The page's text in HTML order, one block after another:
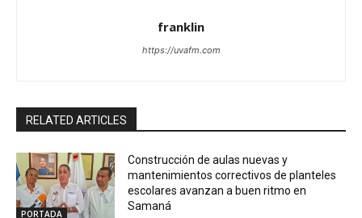
franklin
https://uvafm.com
RELATED ARTICLES
PORTADA
Construcción de aulas nuevas y
mantenimientos correctivos de planteles
escolares avanzan a buen ritmo en
Samaná